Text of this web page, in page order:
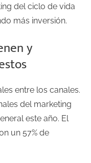
del ciclo de vida
más inversión.
y
entre los canales.
del marketing
este año. El
un 57% de